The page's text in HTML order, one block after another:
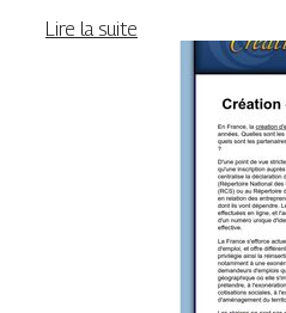
Lire la suite